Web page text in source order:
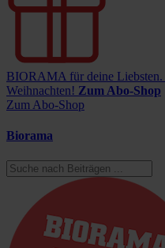
BIORAMA für deine Liebsten.
Weihnachten! Zum Abo-Shop
Zum Abo-Shop
Biorama